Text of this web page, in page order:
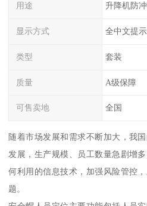
用途 升降机防
显示方式 全中文提示
类型 套装
质量 A级保障
可售卖地 全国
随着市场发展和需求不断加大，我
发展，生产规模、员工数量急剧增
何利用的信息技术，加强风险管控
题。